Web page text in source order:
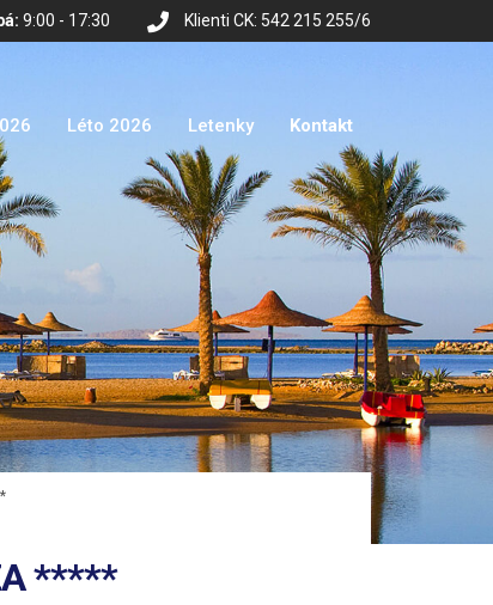
Klienti CK: 542 215 255/6
9:00 - 17:30
Léto 2026 Letenky Kontakt
*****